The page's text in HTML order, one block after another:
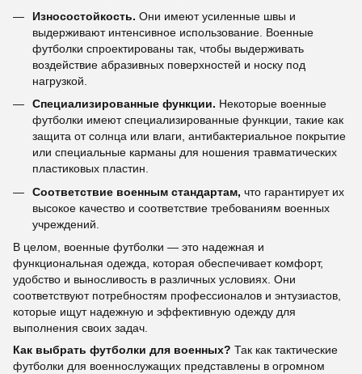
Износостойкость. Они имеют усиленные швы и
выдерживают интенсивное использование. Военные
футболки спроектированы так, чтобы выдерживать
воздействие абразивных поверхностей и носку под
нагрузкой.
Специализированные функции. Некоторые военные
футболки имеют специализированные функции, такие как
защита от солнца или влаги, антибактериальное покрытие
или специальные карманы для ношения травматических
пластиковых пластин.
Соответствие военным стандартам, что гарантирует их
высокое качество и соответствие требованиям военных
учреждений.
В целом, военные футболки — это надежная и
функциональная одежда, которая обеспечивает комфорт,
удобство и выносливость в различных условиях. Они
соответствуют потребностям профессионалов и энтузиастов,
которые ищут надежную и эффективную одежду для
выполнения своих задач.
Как выбрать футболки для военных? Так как тактические
футболки для военнослужащих представлены в огромном